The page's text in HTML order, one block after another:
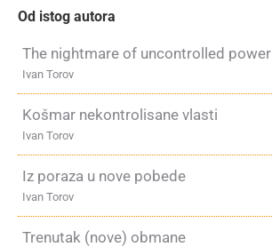
Od istog autora
The nightmare of uncontrolled power
Ivan Torov
Košmar nekontrolisane vlasti
Ivan Torov
Iz poraza u nove pobede
Ivan Torov
Trenutak (nove) obmane